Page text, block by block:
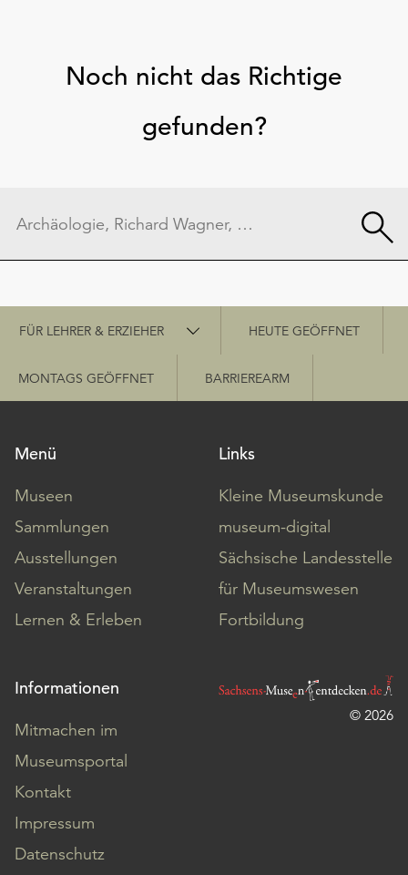
Noch nicht das Richtige
gefunden?
Schnellzugriff
FÜR LEHRER & ERZIEHER HEUTE GEÖFFNET
MONTAGS GEÖFFNET BARRIEREARM
Menü
Museen
Sammlungen
Ausstellungen
Veranstaltungen
Lernen & Erleben
Links
Kleine Museumskunde
museum-digital
Sächsische Landesstelle
für Museumswesen
Fortbildung
Informationen
Mitmachen im
Museumsportal
Kontakt
Impressum
Datenschutz
© 2026